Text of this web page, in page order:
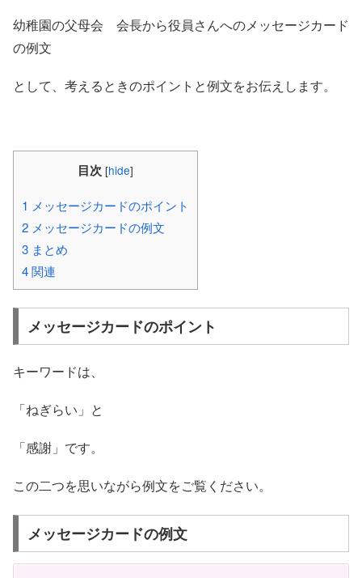
幼稚園の父母会 会長から役員さんへのメッセージカード
の例文
として、考えるときのポイントと例文をお伝えします。
目次 [hide]
1 メッセージカードのポイント
2 メッセージカードの例文
3 まとめ
4関連
メッセージカードのポイント
キーワードは、
「ねぎらい」と
「感謝」です。
この二つを思いながら例文をご覧ください。
メッセージカードの例文